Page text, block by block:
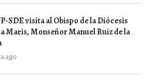
SDE visita al Obispo de la Diócesis
Maris, Monseñor Manuel Ruiz de la
ago